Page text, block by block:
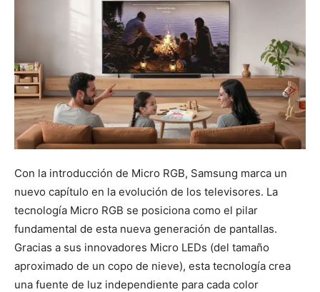
Con la introducción de Micro RGB, Samsung marca un
nuevo capítulo en la evolución de los televisores. La
tecnología Micro RGB se posiciona como el pilar
fundamental de esta nueva generación de pantallas.
Gracias a sus innovadores Micro LEDs (del tamaño
aproximado de un copo de nieve), esta tecnología crea
una fuente de luz independiente para cada color